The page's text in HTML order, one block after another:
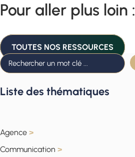
Pour aller plus loin :
TOUTES NOS RESSOURCES
Liste des thématiques
Agence >
Communication >